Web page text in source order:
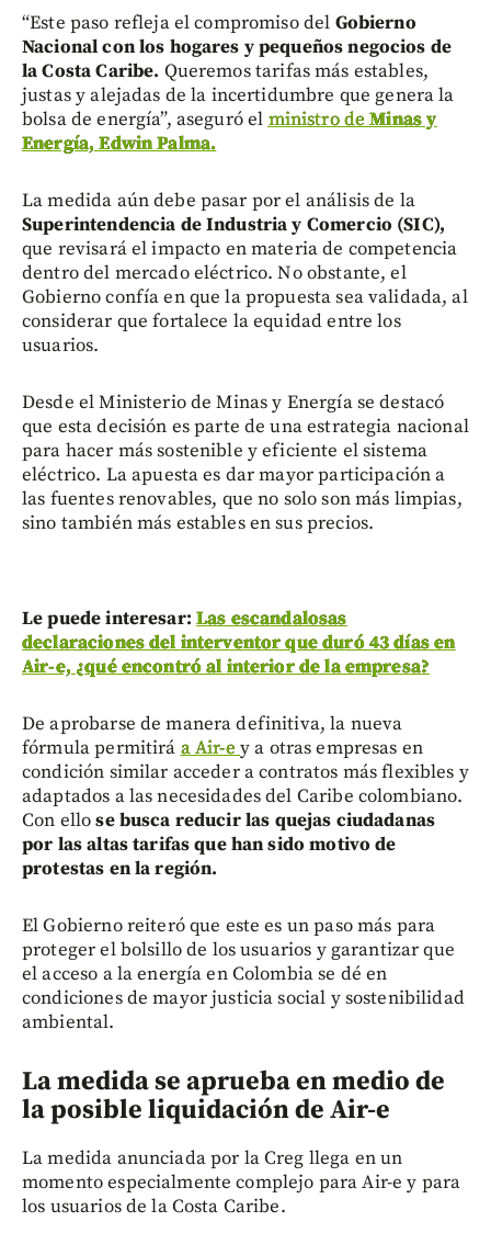
“Este paso refleja el compromiso del Gobierno
Nacional con los hogares y pequeños negocios de
la Costa Caribe. Queremos tarifas más estables,
justas y alejadas de la incertidumbre que genera la
bolsa de energía”, aseguró el ministro deMinas y
Energía, Edwin Palma.
La medida aún debe pasar por el análisis de la
Superintendencia de Industria y Comercio (SIC),
que revisará el impacto en materia de competencia
dentro del mercado eléctrico. No obstante, el
Gobierno confía en que la propuesta sea validada, al
considerar que fortalece la equidad entre los
usuarios.
Desde el Ministerio de Minas y Energía se destacó
que esta decisión es parte de una estrategia nacional
para hacer más sostenible y eficiente el sistema
eléctrico. La apuesta es dar mayor participación a
las fuentes renovables, que no solo son más limpias,
sino también más estables en sus precios.
Le puede interesar: Las escandalosas
declaraciones del interventor que duró 43 días en
Air-e, ¿qué encontró al interior de la empresa?
De aprobarse de manera definitiva, la nueva
fórmula permitirá a Air-e y a otras empresas en
condición similar acceder a contratos más flexibles y
adaptados a las necesidades del Caribe colombiano.
Con ellose busca reducir las quejas ciudadanas
por las altas tarifas que han sido motivo de
protestas en la región.
El Gobierno reiteró que este es un paso más para
proteger el bolsillo de los usuarios y garantizar que
el acceso a la energía en Colombia se dé en
condiciones de mayor justicia social y sostenibilidad
ambiental.
La medida se aprueba en medio de
la posible liquidación de Air-e
La medida anunciada por la Creg llega en un
momento especialmente complejo para Air-e y para
los usuarios de la Costa Caribe.